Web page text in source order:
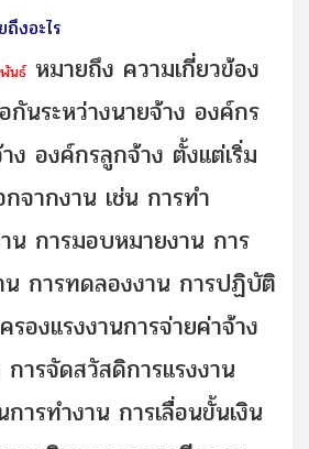
ถึงอะไร
นธ์หมายถึง ความเกี่ยวข้อง
นระหว่างนายจ้าง องค์กร
ง องค์กรลูกจ้าง ตั้งแต่เริ่ม
จากงาน เช่น การทำ
การมอบหมายงาน การ
การทดลองงาน การปฏิบัติ
องแรงงานการจ่ายค่าจ้าง
ารจัดสวัสดิการแรงงาน
ารทำงาน การเลื่อนขั้นเงิน